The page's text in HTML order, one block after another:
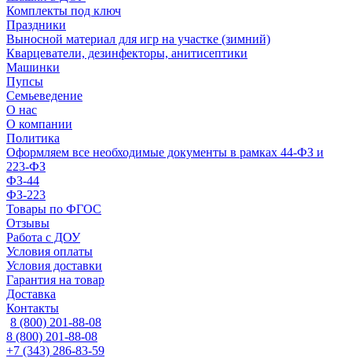
Комплекты под ключ
Праздники
Выносной материал для игр на участке (зимний)
Кварцеватели, дезинфекторы, анитисептики
Машинки
Пупсы
Семьеведение
О нас
О компании
Политика
Оформляем все необходимые документы в рамках 44-ФЗ и
223-ФЗ
ФЗ-44
ФЗ-223
Товары по ФГОС
Отзывы
Работа с ДОУ
Условия оплаты
Условия доставки
Гарантия на товар
Доставка
Контакты
8 (800) 201-88-08
8 (800) 201-88-08
+7 (343) 286-83-59